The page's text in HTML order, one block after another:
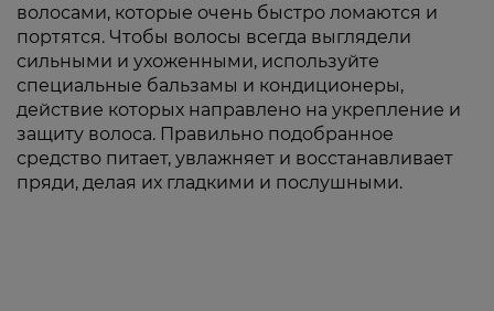
волосами, которые очень быстро ломаются и
портятся. Чтобы волосы всегда выглядели
сильными и ухоженными, используйте
специальные бальзамы и кондиционеры,
действие которых направлено на укрепление и
защиту волоса. Правильно подобранное
средство питает, увлажняет и восстанавливает
пряди, делая их гладкими и послушными.